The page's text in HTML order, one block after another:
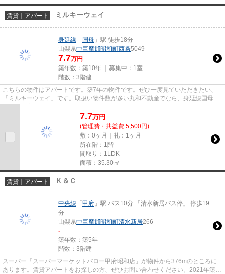
賃貸｜アパート ミルキーウェイ
身延線 「 国母 」駅 徒歩18分
山梨県中巨摩郡昭和町西条5049
7.7万円
築年数：築10年 ｜募集中： 1室
階数：3階建
こちらの物件はアパートです。築7年の物件です。ぜひ一度見ていただきたい、
「ミルキーウェイ」です。取扱い物件数が多い丸和不動産でなら、身延線国母周
7.7万円
(管理費・共益費 5,500円)
敷：0ヶ月｜礼：1ヶ月
所在階：1階
間取り：1LDK
面積：35.30㎡
賃貸｜アパート Ｋ＆Ｃ
中央線 「 甲府 」駅 バス10分 「清水新居バス停」 停歩19
分
山梨県中巨摩郡昭和町清水新居266
-
築年数：築5年
階数：3階建
スーパー「スーパーマーケットバロー甲府昭和店」が物件から376mのところに
あります。賃貸アパートをお探しの方、ぜひお問い合わせください。2021年築の